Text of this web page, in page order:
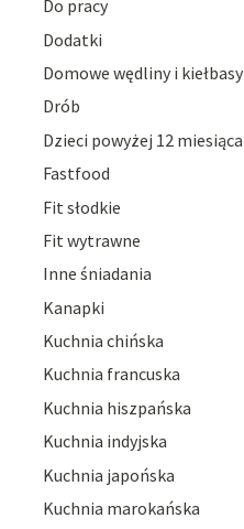
Do pracy
Dodatki
Domowe wędliny i kiełbasy
Drób
Dzieci powyżej 12 miesiąca
Fastfood
Fit słodkie
Fit wytrawne
Inne śniadania
Kanapki
Kuchnia chińska
Kuchnia francuska
Kuchnia hiszpańska
Kuchnia indyjska
Kuchnia japońska
Kuchnia marokańska